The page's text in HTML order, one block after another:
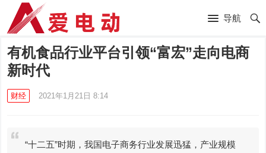
导航
有机食品行业平台引领“富宏”走向电商
新时代
财经 2021年1月21日 8:14
“十二五”时期，我国电子商务行业发展迅猛，产业规模